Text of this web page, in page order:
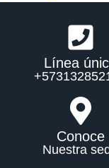
Línea
Conoce
Nuestra